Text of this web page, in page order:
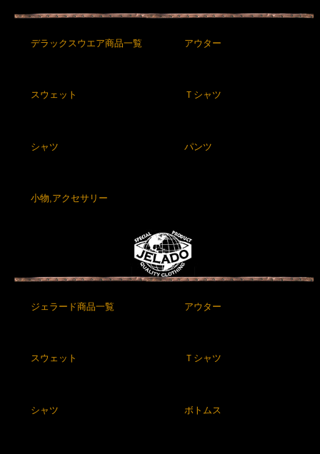
デラックスウエア商品一覧 アウター
スウェット Ｔシャツ
シャツ パンツ
小物,アクセサリー
ジェラード商品一覧 アウター
スウェット Ｔシャツ
シャツ ボトムス